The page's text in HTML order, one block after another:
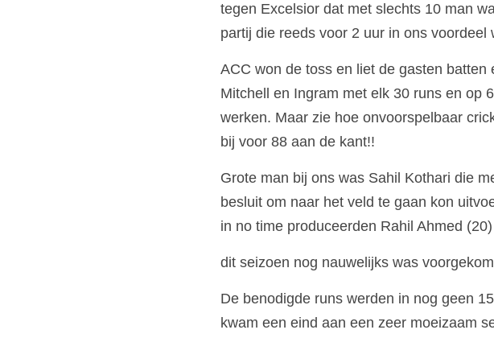
tegen Excelsior dat met slechts 10 man
partij die reeds voor 2 uur in ons voordeel
ACC won de toss en liet de gasten
Mitchell en Ingram met elk 30 runs en op
werken. Maar zie hoe onvoorspelbaar
bij voor 88 aan de kant!!
Grote man bij ons was Sahil Kothari die
besluit om naar het veld te gaan kon
in no time produceerden Rahil Ahmed
dit seizoen nog nauwelijks was
De benodigde runs werden in nog geen
kwam een eind aan een zeer moeizaam